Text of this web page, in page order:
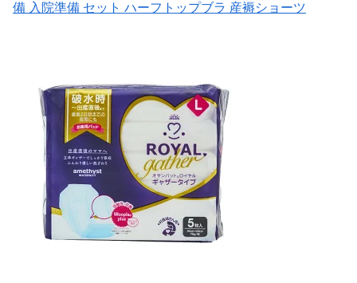
備 入院準備 セット ハーフトップブラ 産褥ショーツ